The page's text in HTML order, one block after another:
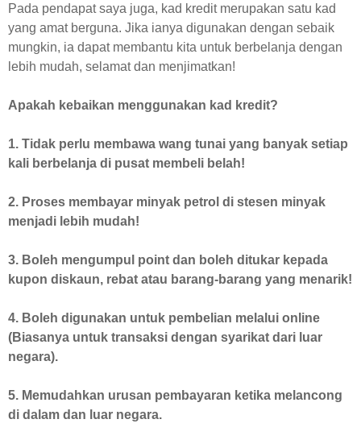
Pada pendapat saya juga, kad kredit merupakan satu kad
yang amat berguna. Jika ianya digunakan dengan sebaik
mungkin, ia dapat membantu kita untuk berbelanja dengan
lebih mudah, selamat dan menjimatkan!
Apakah kebaikan menggunakan kad kredit?
1. Tidak perlu membawa wang tunai yang banyak setiap
kali berbelanja di pusat membeli belah!
2. Proses membayar minyak petrol di stesen minyak
menjadi lebih mudah!
3. Boleh mengumpul point dan boleh ditukar kepada
kupon diskaun, rebat atau barang-barang yang menarik!
4. Boleh digunakan untuk pembelian melalui online
(Biasanya untuk transaksi dengan syarikat dari luar
negara).
5. Memudahkan urusan pembayaran ketika melancong
di dalam dan luar negara.